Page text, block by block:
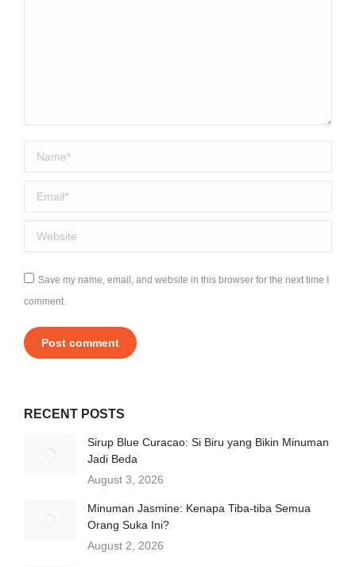
Name *
Email *
Website
Save my name, email, and website in this browser for the next time I
comment.
Post comment
RECENT POSTS
Sirup Blue Curacao: Si Biru yang Bikin Minuman
Jadi Beda
August 3, 2026
Minuman Jasmine: Kenapa Tiba-tiba Semua
Orang Suka Ini?
August 2, 2026